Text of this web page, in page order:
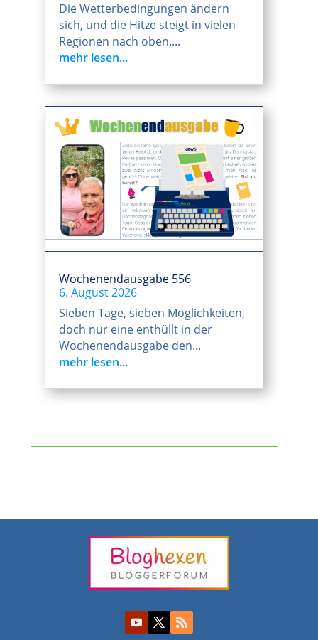
Die Wetterbedingungen ändern
sich, und die Hitze steigt in vielen
Regionen nach oben....
mehr lesen...
Wochenendausgabe 556
6. August 2026
Sieben Tage, sieben Möglichkeiten,
doch nur eine enthüllt in der
Wochenendausgabe den...
mehr lesen...